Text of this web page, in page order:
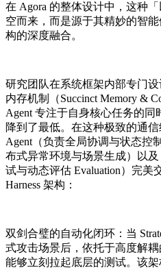
在 Agora 的整体设计中，这种
空而来，而是源于其精妙的智能
构的深度融合。
研究团队在系统框架内部专门
内存机制（Succinct Memory &
Agent 专注于自身核心任务的
降到了最低。在这种极致的通信
Agent（负责全局协调与状态控
布式异常环境与场景生成）以及
试与动态评估 Evaluation）完美
Harness 架构：
双剑合璧的自动化闭环：当
式攻击场景后，依托于高度解耦
能够立刻拉起底层的测试。该